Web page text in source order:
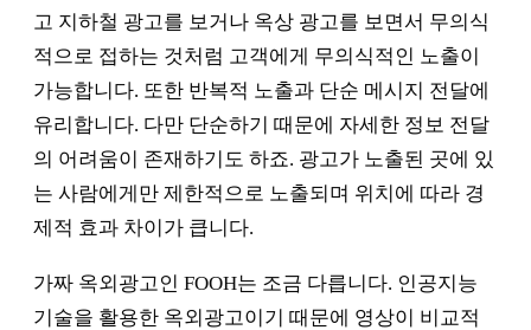
고 지하철 광고를 보거나 옥상 광고를 보면서 무의식
적으로 접하는 것처럼 고객에게 무의식적인 노출이
가능합니다. 또한 반복적 노출과 단순 메시지 전달에
유리합니다. 다만 단순하기 때문에 자세한 정보 전달
의 어려움이 존재하기도 하죠. 광고가 노출된 곳에 있
는 사람에게만 제한적으로 노출되며 위치에 따라 경
제적 효과 차이가 큽니다.
가짜 옥외광고인 FOOH는 조금 다릅니다. 인공지능
기술을 활용한 옥외광고이기 때문에 영상이 비교적